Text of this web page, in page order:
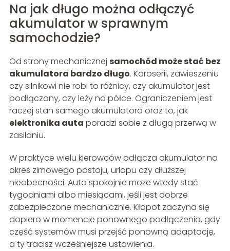
Na jak długo można odłączyć
akumulator w sprawnym
samochodzie?
Od strony mechanicznej samochód może stać bez
akumulatora bardzo długo. Karoserii, zawieszeniu
czy silnikowi nie robi to różnicy, czy akumulator jest
podłączony, czy leży na półce. Ograniczeniem jest
raczej stan samego akumulatora oraz to, jak
elektronika auta poradzi sobie z długą przerwą w
zasilaniu.
W praktyce wielu kierowców odłącza akumulator na
okres zimowego postoju, urlopu czy dłuższej
nieobecności. Auto spokojnie może wtedy stać
tygodniami albo miesiącami, jeśli jest dobrze
zabezpieczone mechanicznie. Kłopot zaczyna się
dopiero w momencie ponownego podłączenia, gdy
część systemów musi przejść ponowną adaptację,
a ty tracisz wcześniejsze ustawienia.